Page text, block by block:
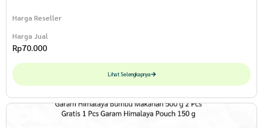
Harga Reseller
Harga Jual
Rp70.000
Lihat Selengkapnya